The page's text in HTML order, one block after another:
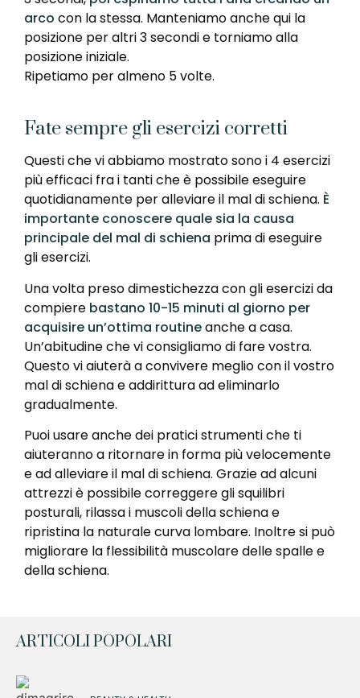
arco con la stessa. Manteniamo anche qui la
posizione per altri 3 secondi e torniamo alla
posizione iniziale.
Ripetiamo per almeno 5 volte.
Fate sempre gli esercizi corretti
Questi che vi abbiamo mostrato sono i 4 esercizi
più efficaci fra i tanti che è possibile eseguire
quotidianamente per alleviare il mal di schiena. È
importante conoscere quale sia la causa
principale del mal di schiena prima di eseguire
gli esercizi.
Una volta preso dimestichezza con gli esercizi da
compiere bastano 10-15 minuti al giorno per
acquisire un’ottima routineanche a casa.
Un’abitudine che vi consigliamo di fare vostra.
Questo vi aiuterà a convivere meglio con il vostro
mal di schiena e addirittura ad eliminarlo
gradualmente.
Puoi usare anche dei pratici strumenti che ti
aiuteranno a ritornare in forma più velocemente
e ad alleviare il mal di schiena. Grazie ad alcuni
attrezzi è possibile correggere gli squilibri
posturali, rilassa i muscoli della schiena e
ripristina la naturale curva lombare. Inoltre si può
migliorare la flessibilità muscolare delle spalle e
della schiena.
ARTICOLI POPOLARI